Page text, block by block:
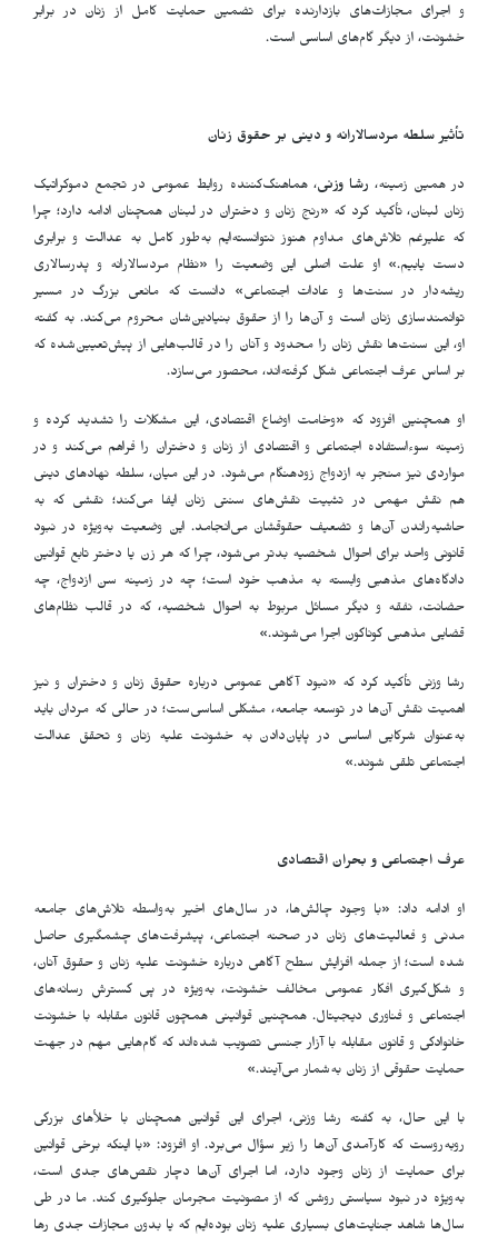
و اجرای مجازات‌های بازدارنده برای تضمین حمایت کامل از زنان در برابر
خشونت، از دیگر گام‌های اساسی است.
تأثیر سلطه مردسالارانه و دینی بر حقوق زنان
در همین زمینه، رشا وزنی، هماهنگ‌کننده روابط عمومی در تجمع دموکراتیک
زنان لبنان، تأکید کرد که «رنج زنان و دختران در لبنان همچنان ادامه دارد؛ چرا
که علیرغم تلاش‌های مداوم هنوز نتوانسته‌ایم به‌طور کامل به عدالت و برابری
دست یابیم.» او علت اصلی این وضعیت را «نظام مردسالارانه و پدرسالاری
ریشه‌دار در سنت‌ها و عادات اجتماعی» دانست که مانعی بزرگ در مسیر
توانمندسازی زنان است و آن‌ها را از حقوق بنیادین‌شان محروم می‌کند. به گفته
او، این سنت‌ها نقش زنان را محدود و آنان را در قالب‌هایی از پیش‌تعیین‌شده که
بر اساس عرف اجتماعی شکل گرفته‌اند، محصور می‌سازد.
او همچنین افزود که «وخامت اوضاع اقتصادی، این مشکلات را تشدید کرده و
زمینه سوء‌استفاده اجتماعی و اقتصادی از زنان و دختران را فراهم می‌کند و در
مواردی نیز منجر به ازدواج زودهنگام می‌شود. در این میان، سلطه نهادهای دینی
هم نقش مهمی در تثبیت نقش‌های سنتی زنان ایفا می‌کند؛ نقشی که به
حاشیه‌راندن آن‌ها و تضعیف حقوقشان می‌انجامد. این وضعیت به‌ویژه در نبود
قانونی واحد برای احوال شخصیه بدتر می‌شود، چرا که هر زن یا دختر تابع قوانین
دادگاه‌های مذهبی وابسته به مذهب خود است؛ چه در زمینه سن ازدواج، چه
حضانت، نفقه و دیگر مسائل مربوط به احوال شخصیه، که در قالب نظام‌های
قضایی مذهبی گوناگون اجرا می‌شوند.»
رشا وزنی تأکید کرد که «نبود آگاهی عمومی درباره حقوق زنان و دختران و نیز
اهمیت نقش آن‌ها در توسعه جامعه، مشکلی اساسی‌ست؛ در حالی که مردان باید
به‌عنوان شرکایی اساسی در پایان‌دادن به خشونت علیه زنان و تحقق عدالت
اجتماعی تلقی شوند.»
عرف اجتماعی و بحران اقتصادی
او ادامه داد: «با وجود چالش‌ها، در سال‌های اخیر به‌واسطه تلاش‌های جامعه
مدنی و فعالیت‌های زنان در صحنه اجتماعی، پیشرفت‌های چشمگیری حاصل
شده است؛ از جمله افزایش سطح آگاهی درباره خشونت علیه زنان و حقوق آنان،
و شکل‌گیری افکار عمومی مخالف خشونت، به‌ویژه در پی گسترش رسانه‌های
اجتماعی و فناوری دیجیتال. همچنین قوانینی همچون قانون مقابله با خشونت
خانوادگی و قانون مقابله با آزار جنسی تصویب شده‌اند که گام‌هایی مهم در جهت
حمایت حقوقی از زنان به‌شمار می‌آیند.»
با این حال، به گفته رشا وزنی، اجرای این قوانین همچنان با خلأهای بزرگی
روبه‌روست که کارآمدی آن‌ها را زیر سؤال می‌برد. او افزود: «با اینکه برخی قوانین
برای حمایت از زنان وجود دارد، اما اجرای آن‌ها دچار نقص‌های جدی است،
به‌ویژه در نبود سیاستی روشن که از مصونیت مجرمان جلوگیری کند. ما در طی
سال‌ها شاهد جنایت‌های بسیاری علیه زنان بوده‌ایم که یا بدون مجازات جدی رها